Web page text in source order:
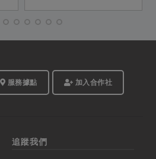
持台灣本土的農業和文
服務據點 加入合作社
追蹤我們